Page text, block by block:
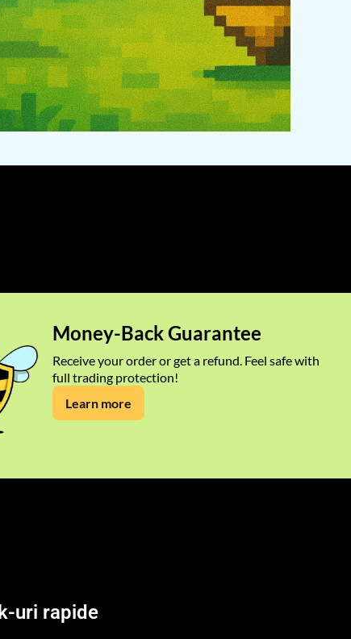
Money-Back Guarantee
Receive your order or get a refund. Feel safe with
full trading protection!
Learn more
uri rapide